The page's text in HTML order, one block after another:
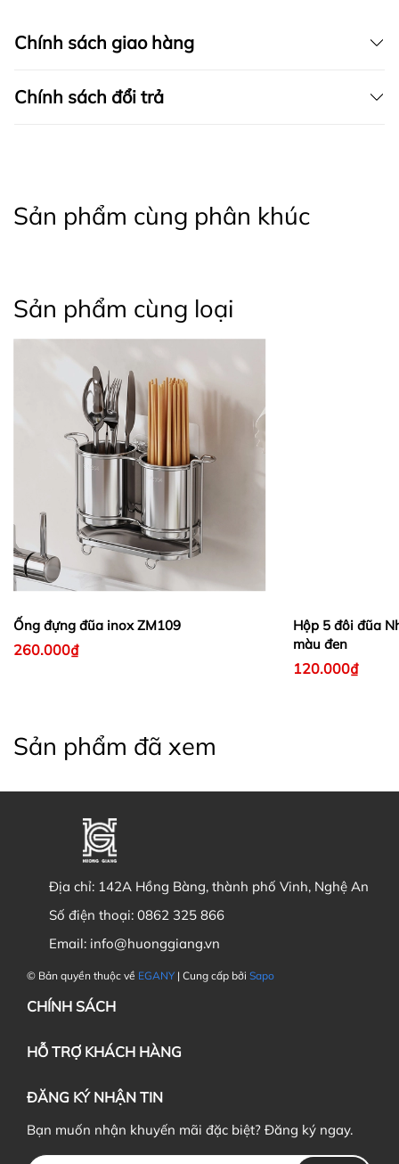
Chính sách giao hàng
Chính sách đổi trả
Sản phẩm cùng phân khúc
Sản phẩm cùng loại
Ống đựng đũa inox ZM109
260.000₫
Hộp 5 đôi đũa
màu đen
120.000₫
Sản phẩm đã xem
Địa chỉ: 142A Hồng Bàng, thành phố Vinh, Nghệ An
Số điện thoại: 0862 325 866
Email: info@huonggiang.vn
© Bản quyền thuộc về EGANY | Cung cấp bởi Sapo
CHÍNH SÁCH
HỖ TRỢ KHÁCH HÀNG
ĐĂNG KÝ NHẬN TIN
Bạn muốn nhận khuyến mãi đặc biệt? Đăng ký ngay.